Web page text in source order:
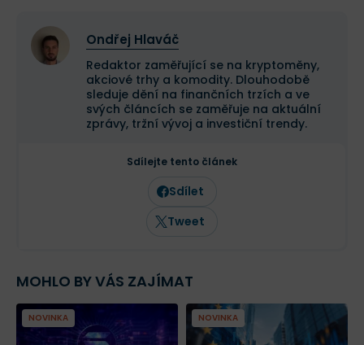
Ondřej Hlaváč
Redaktor zaměřující se na kryptoměny,
akciové trhy a komodity. Dlouhodobě
sleduje dění na finančních trzích a ve
svých článcích se zaměřuje na aktuální
zprávy, tržní vývoj a investiční trendy.
Sdílejte tento článek
Sdílet
Tweet
MOHLO BY VÁS ZAJÍMAT
NOVINKA NOVINKA